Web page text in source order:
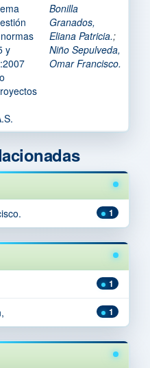
y
Bonilla
Granados,
Eliana Patricia.;
Niño Sepulveda,
Omar Francisco.
1
1
1